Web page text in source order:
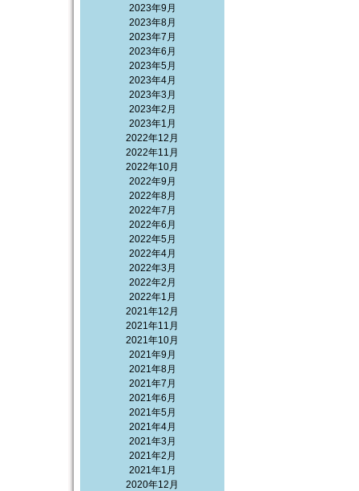
2023年9月
2023年8月
2023年7月
2023年6月
2023年5月
2023年4月
2023年3月
2023年2月
2023年1月
2022年12月
2022年11月
2022年10月
2022年9月
2022年8月
2022年7月
2022年6月
2022年5月
2022年4月
2022年3月
2022年2月
2022年1月
2021年12月
2021年11月
2021年10月
2021年9月
2021年8月
2021年7月
2021年6月
2021年5月
2021年4月
2021年3月
2021年2月
2021年1月
2020年12月